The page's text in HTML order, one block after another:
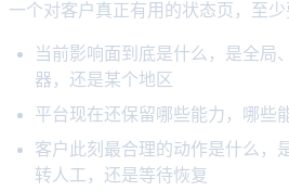
一个对客户真正有用的状态页，至少
当前影响面到底是什么，是全局
器，还是某个地区
平台现在还保留哪些能力，哪些
客户此刻最合理的动作是什么，
转人工，还是等待恢复